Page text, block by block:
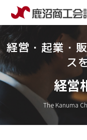
経営・起業・
ス
経営
The Kanuma